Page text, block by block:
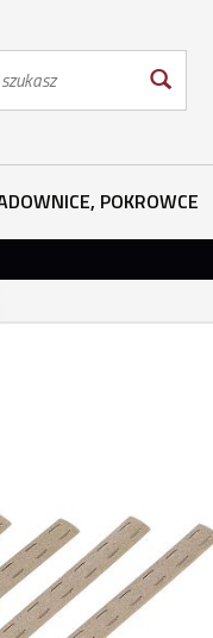
POKROWCE